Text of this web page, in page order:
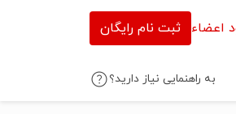
اعضاء ثبت نام رایگان
به راهنمایی نیاز دارید؟